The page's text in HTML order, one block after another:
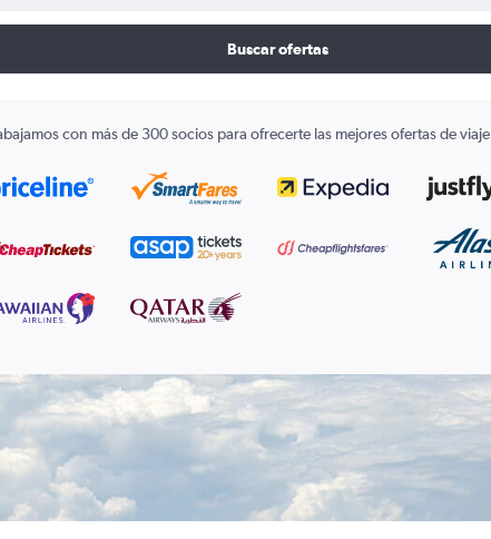
Buscar ofertas
con más de 300 socios para ofrecerte las mejores ofertas de viaje